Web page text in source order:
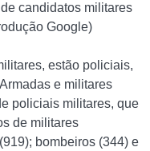
candidatos militares
Google)
estão policiais,
e militares
policiais militares, que
de militares
bombeiros (344) e